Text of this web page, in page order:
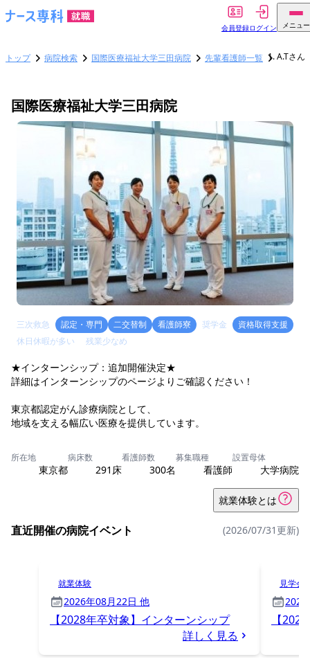
会員登録ログイン メニュー
トップ 病院検索 国際医療福祉大学三田病院 先輩看護師一覧 A.Tさん
国際医療福祉大学三田病院
三次救急 認定・専門 二交替制 看護師寮 奨学金
資格取得支援
休日休暇が多い
残業少なめ
★インターンシップ：追加開催決定★
詳細はインターンシップのページよりご確認ください！
東京都認定がん診療病院として、
地域を支える幅広い医療を提供しています。
所在地
東京都
病床数
291床
看護師数
300名
募集職種
看護師
設置母体
大学病院
就業体験とは
直近開催の病院イベント (2026/07/31更新)
就業体験
2026年08月22日 他
【2028年卒対象】インターンシップ
詳しく見る
見学会
2026
【